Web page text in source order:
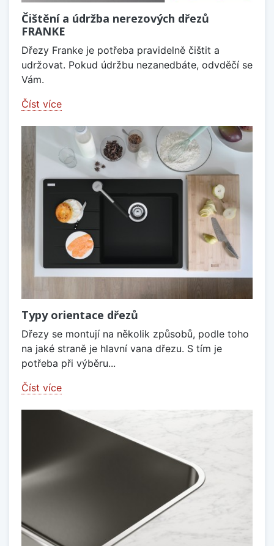
Čištění a údržba nerezových dřezů
FRANKE
Dřezy Franke je potřeba pravidelně čištit a
udržovat. Pokud údržbu nezanedbáte, odvděčí se
Vám.
Číst více
Typy orientace dřezů
Dřezy se montují na několik způsobů, podle toho
na jaké straně je hlavní vana dřezu. S tím je
potřeba při výběru...
Číst více